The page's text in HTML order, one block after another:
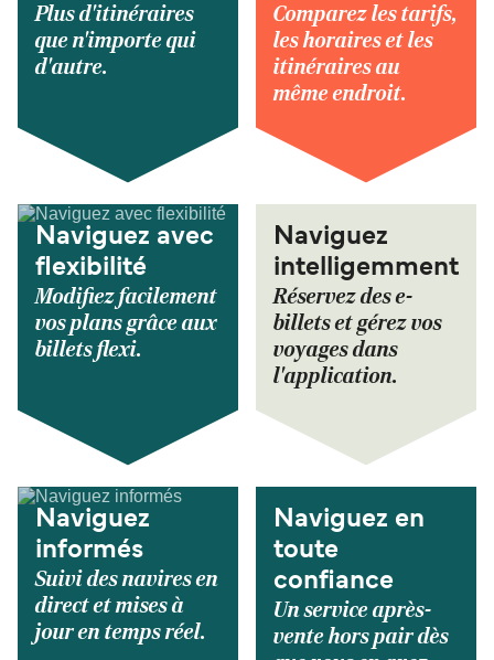
Plus d'itinéraires
que n'importe qui
d'autre.
Comparez les tarifs,
les horaires et les
itinéraires au
même endroit.
Naviguez avec
flexibilité
Modifiez facilement
vos plans grâce aux
billets flexi.
Naviguez
intelligemment
Réservez des e-
billets et gérez vos
voyages dans
l'application.
Naviguez
informés
Suivi des navires en
direct et mises à
jour en temps réel.
Naviguez en
toute
confiance
Un service après-
vente hors pair dès